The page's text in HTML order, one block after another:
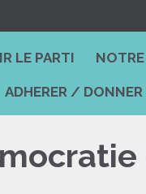
LE PARTI
ADHERER / DONNER